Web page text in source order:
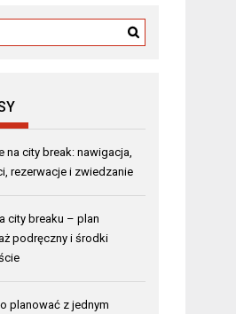
na city break: nawigacja,
rezerwacje i zwiedzanie
city breaku – plan
podręczny i środki
planować z jednym